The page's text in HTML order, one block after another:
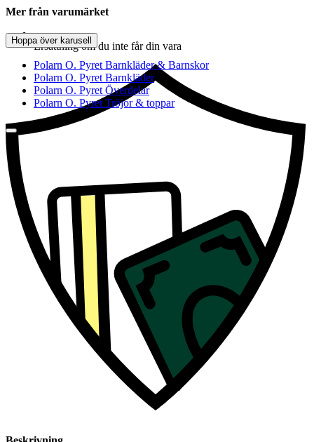
Ersättning om du inte får din vara
Mer från varumärket
Hoppa över karusell
Polarn O. Pyret Barnkläder & Barnskor
Polarn O. Pyret Barnkläder
Polarn O. Pyret Överdelar
Polarn O. Pyret Tröjor & toppar